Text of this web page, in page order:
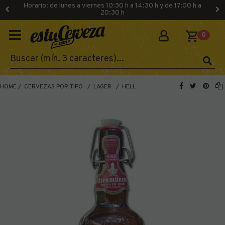
Horario: de lunes a viernes 10:30 h a 14:30 h y de 17:00 h a
20:30 h
0
HOME CERVEZAS POR TIPO LAGER HELL